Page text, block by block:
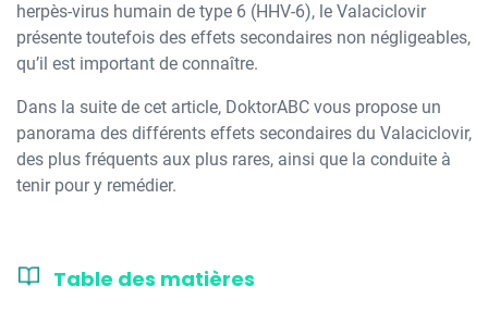
herpès-virus humain de type 6 (HHV-6), le Valaciclovir
présente toutefois des effets secondaires non négligeables,
qu’il est important de connaître.
Dans la suite de cet article, DoktorABC vous propose un
panorama des différents effets secondaires du Valaciclovir,
des plus fréquents aux plus rares, ainsi que la conduite à
tenir pour y remédier.
Table des matières